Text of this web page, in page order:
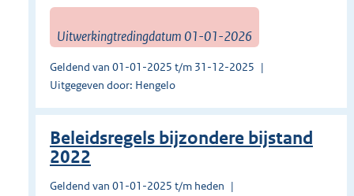
Uitwerkingtredingdatum 01-01-2026
Geldend van 01-01-2025 t/m 31-12-2025
Uitgegeven door: Hengelo
Beleidsregels bijzondere bijstand
2022
Geldend van 01-01-2025 t/m heden